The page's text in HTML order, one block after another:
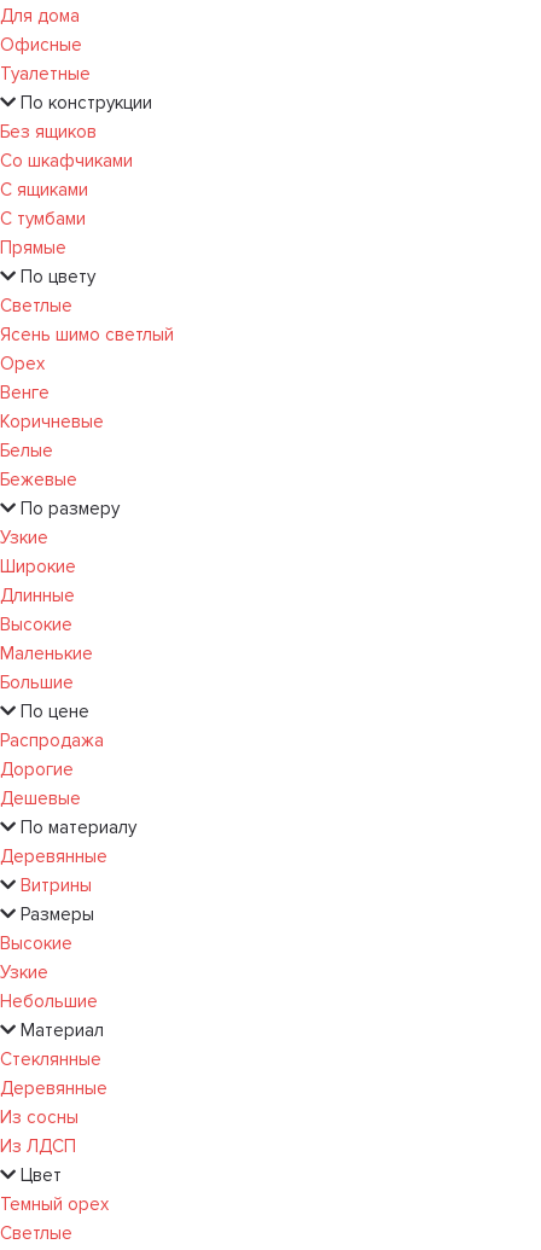
Для дома
Офисные
Туалетные
По конструкции
Без ящиков
Со шкафчиками
С ящиками
С тумбами
Прямые
По цвету
Светлые
Ясень шимо светлый
Орех
Венге
Коричневые
Белые
Бежевые
По размеру
Узкие
Широкие
Длинные
Высокие
Маленькие
Большие
По цене
Распродажа
Дорогие
Дешевые
По материалу
Деревянные
Витрины
Размеры
Высокие
Узкие
Небольшие
Материал
Стеклянные
Деревянные
Из сосны
Из ЛДСП
Цвет
Темный орех
Светлые